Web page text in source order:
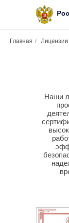
Главная / Лицензии
Наши